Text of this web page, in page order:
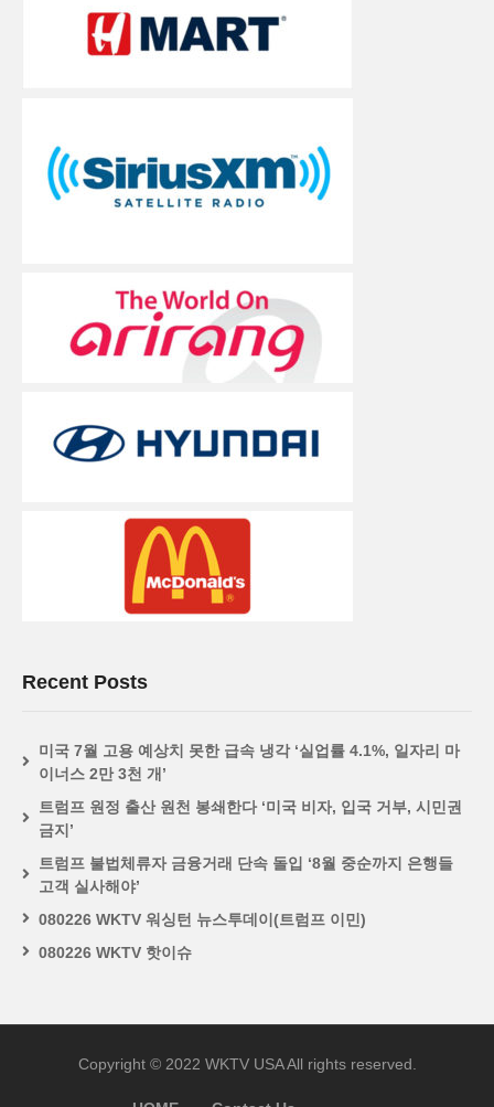
Recent Posts
미국 7월 고용 예상치 못한 급속 냉각 ‘실업률 4.1%, 일자리 마
이너스 2만 3천 개’
트럼프 원정 출산 원천 봉쇄한다 ‘미국 비자, 입국 거부, 시민권
금지’
트럼프 불법체류자 금융거래 단속 돌입 ‘8월 중순까지 은행들
고객 실사해야’
080226 WKTV 워싱턴 뉴스투데이(트럼프 이민)
080226 WKTV 핫이슈
Copyright © 2022 WKTV USA All rights reserved.